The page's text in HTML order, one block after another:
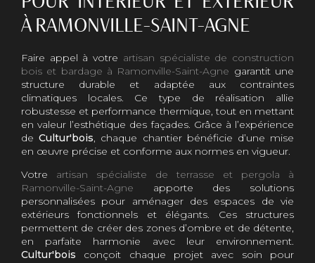
À RAMONVILLE-SAINT-AGNE
Faire appel à votre artisan spécialiste de construction
bois et bardage à Ramonville-Saint-Agne garantit une
structure durable et adaptée aux contraintes
climatiques locales. Ce type de réalisation allie
robustesse et performance thermique, tout en mettant
en valeur l’esthétique des façades. Grâce à l’expérience
deCultur'bois, chaque chantier bénéficie d’une mise
en œuvre précise et conforme aux normes en vigueur.
Votre artisan spécialiste de terrasse et pergola à
Ramonville-Saint-Agne apporte des solutions
personnalisées pour aménager des espaces de vie
extérieurs fonctionnels et élégants. Ces structures
permettent de créer des zones d’ombre et de détente,
en parfaite harmonie avec leur environnement.
Cultur'bois conçoit chaque projet avec soin pour